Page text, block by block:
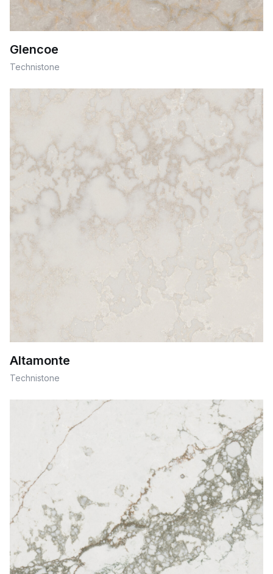
Glencoe
Technistone
Altamonte
Technistone